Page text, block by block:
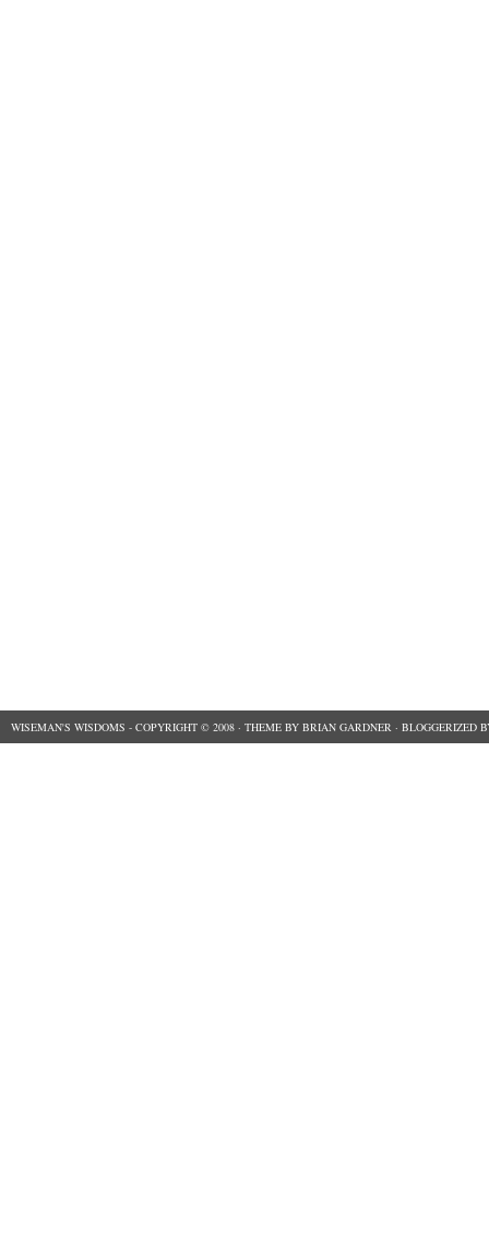
WISEMAN'S WISDOMS - COPYRIGHT © 2008 · THEME BY BRIAN GARDNER · BLOGGERIZED